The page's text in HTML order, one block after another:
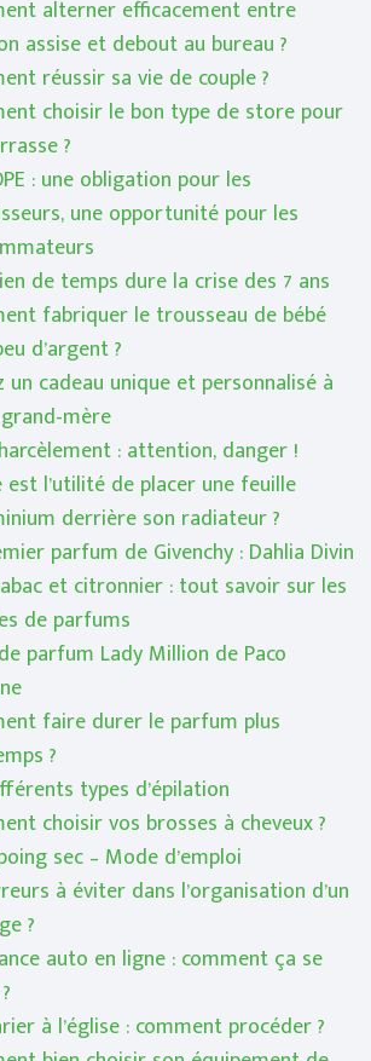
alterner efficacement entre
assise et debout au bureau ?
réussir sa vie de couple ?
choisir le bon type de store pour
?
: une obligation pour les
une opportunité pour les
de temps dure la crise des 7 ans
fabriquer le trousseau de bébé
d’argent ?
un cadeau unique et personnalisé à
mère
: attention, danger !
est l’utilité de placer une feuille
derrière son radiateur ?
parfum de Givenchy : Dahlia Divin
et citronnier : tout savoir sur les
de parfums
parfum Lady Million de Paco
faire durer le parfum plus
?
types d’épilation
choisir vos brosses à cheveux ?
sec – Mode d’emploi
à éviter dans l’organisation d’un
?
auto en ligne : comment ça se
à l’église : comment procéder ?